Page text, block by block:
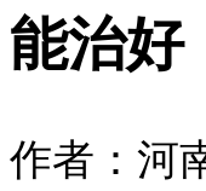
能治好
作者：河